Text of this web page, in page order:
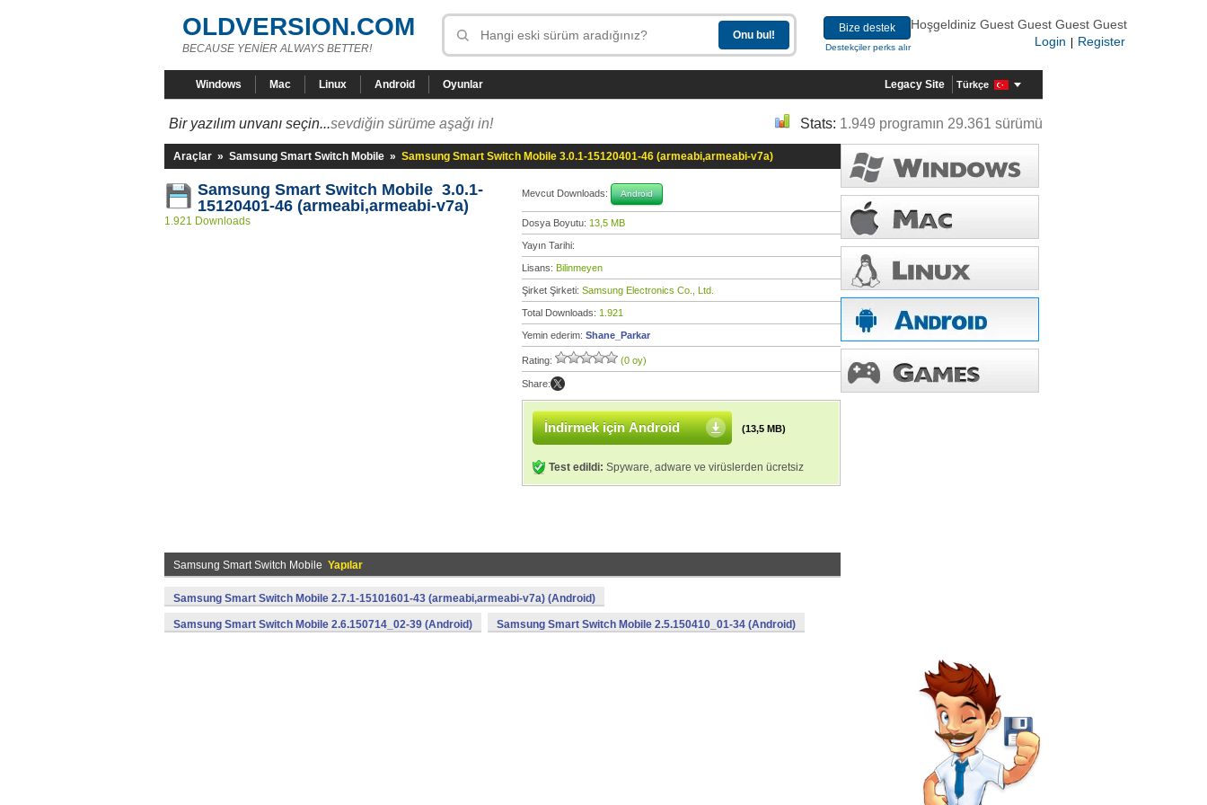
OLDVERSION.COM
BECAUSE YENİER ALWAYS BETTER!
Bize destek
Destekçiler perks alır
Hoşgeldiniz Guest Guest Guest Guest
Login
Register
Windows Mac Linux Android Oyunlar Legacy Site Türkçe
Bir yazılım unvanı seçin...sevdiğin sürüme aşağı in! Stats: 1.949 programın 29.361 sürümü
Araçlar » Samsung Smart Switch Mobile » Samsung Smart Switch Mobile 3.0.1-15120401-46 (armeabi,armeabi-v7a)
Samsung Smart Switch Mobile 3.0.1-
15120401-46 (armeabi,armeabi-v7a)
1.921 Downloads
Mevcut Downloads: Android
Dosya Boyutu: 13,5 MB
Yayın Tarihi:
Lisans: Bilinmeyen
Şirket Şirketi: Samsung Electronics Co., Ltd.
Total Downloads: 1.921
Yemin ederim: Shane_Parkar
Rating: (0 oy)
Share:
İndirmek için Android (13,5 MB)
Test edildi: Spyware, adware ve virüslerden ücretsiz
Samsung Smart Switch Mobile Yapılar
Samsung Smart Switch Mobile 2.7.1-15101601-43 (armeabi,armeabi-v7a) (Android)
Samsung Smart Switch Mobile 2.6.150714_02-39 (Android) Samsung Smart Switch Mobile 2.5.150410_01-34 (Android)